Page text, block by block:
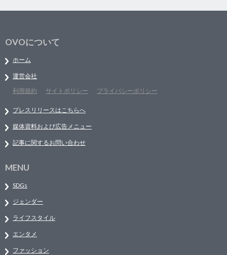
OVOについて
ホーム
運営会社
利用規約
サイトポリシー プライバシーポリシー
プレスリリースはこちらへ
媒体資料および広告メニュー
記事に関するお問い合わせ
MENU
SDGs
ジェンダー
ライフスタイル
エンタメ
ファッション